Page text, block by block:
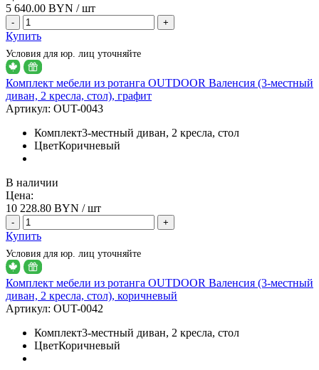
5 640.00 BYN / шт
- +
Купить
Условия для юр. лиц уточняйте
Комплект мебели из ротанга OUTDOOR Валенсия (3-местный
диван, 2 кресла, стол), графит
Артикул: OUT-0043
Комплект3-местный диван, 2 кресла, стол
ЦветКоричневый
В наличии
Цена:
10 228.80 BYN / шт
- +
Купить
Условия для юр. лиц уточняйте
Комплект мебели из ротанга OUTDOOR Валенсия (3-местный
диван, 2 кресла, стол), коричневый
Артикул: OUT-0042
Комплект3-местный диван, 2 кресла, стол
ЦветКоричневый